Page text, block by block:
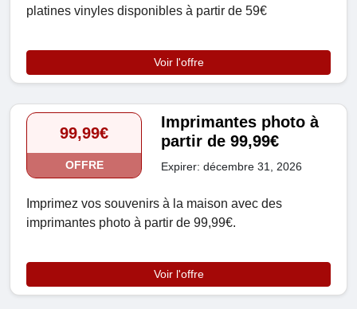
platines vinyles disponibles à partir de 59€
Voir l'offre
99,99€
OFFRE
Imprimantes photo à
partir de 99,99€
Expirer: décembre 31, 2026
Imprimez vos souvenirs à la maison avec des
imprimantes photo à partir de 99,99€.
Voir l'offre